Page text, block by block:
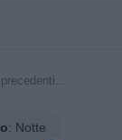
: Notte